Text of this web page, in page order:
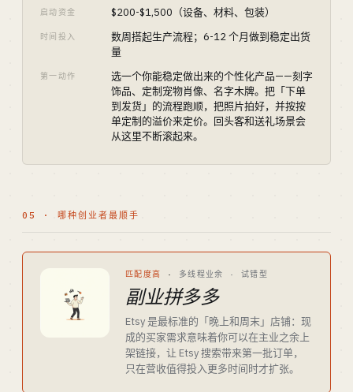
启动资金 $200-$1,500（设备、材料、包装）
时间投入
数周搭起生产流程；6-12 个月做到稳定出货
量
第一动作
选一个你能稳定做出来的个性化产品——刻字
饰品、定制宠物肖像、名字木牌。把「下单
到发货」的流程跑顺，把照片拍好，并按按
单定制的溢价来定价。回头客和送礼场景会
从这里不断滚起来。
05 · 哪种创业者最顺手
匹配度高 · 多线程业余 · 试错型
副业拼多多
Etsy 是最标准的「晚上和周末」店铺：现
成的买家需求意味着你可以在主业之余上
架链接，让 Etsy 搜索带来第一批订单，
只在营收值得投入更多时间时才扩张。